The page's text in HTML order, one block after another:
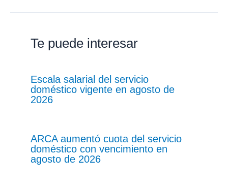
Te puede interesar
Escala salarial del servicio
doméstico vigente en agosto de
2026
ARCA aumentó cuota del servicio
doméstico con vencimiento en
agosto de 2026